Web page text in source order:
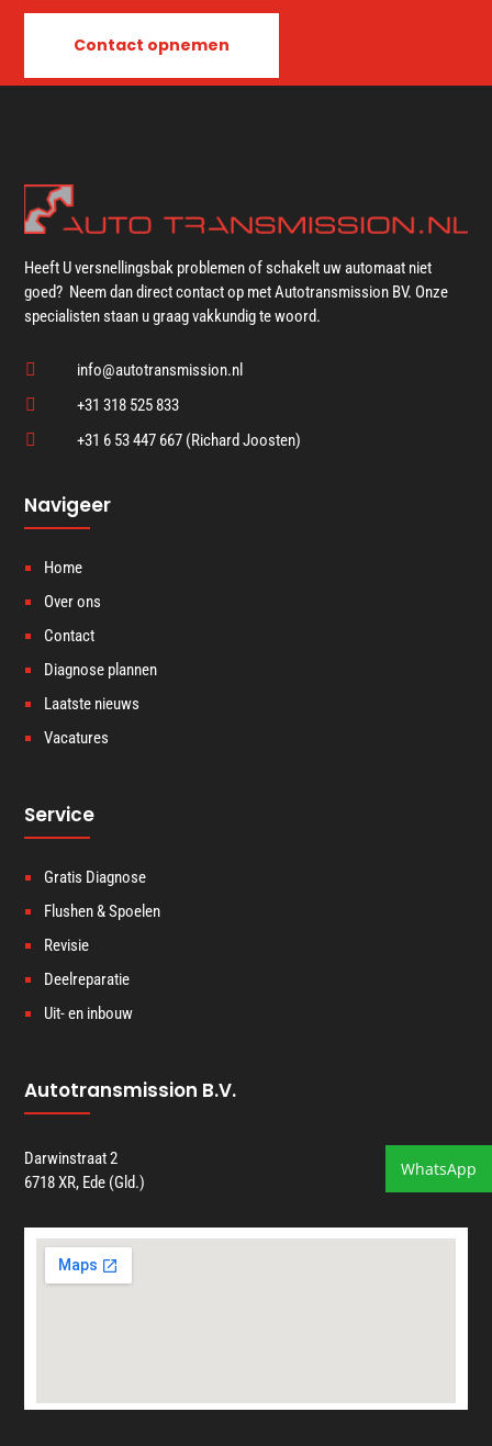
Contact opnemen
Heeft U versnellingsbak problemen of schakelt uw automaat niet
goed? Neem dan direct contact op met Autotransmission BV. Onze
specialisten staan u graag vakkundig te woord.
 info@autotransmission.nl
 +31 318 525 833
 +31 6 53 447 667 (Richard Joosten)
Navigeer
Home
Over ons
Contact
Diagnose plannen
Laatste nieuws
Vacatures
Service
Gratis Diagnose
Flushen & Spoelen
Revisie
Deelreparatie
Uit- en inbouw
Autotransmission B.V.
Darwinstraat 2
6718 XR, Ede (Gld.)
WhatsApp